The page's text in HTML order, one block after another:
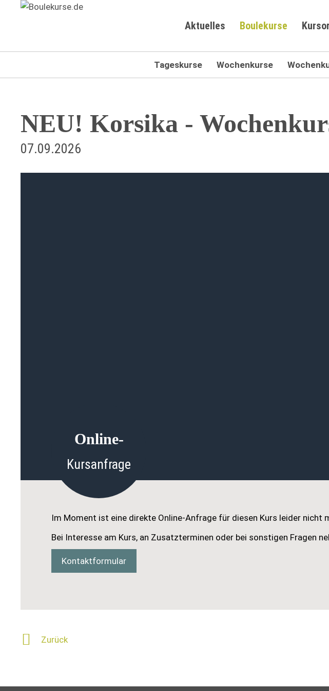
Navigation
Aktuelles Boulekurse
Tageskurse Wochenkurse
NEU! Korsika -
07.09.2026
Online-
Kursanfrage
Im Moment ist eine direkte Online-Anfrage für diesen Kurs leider nicht
Bei Interesse am Kurs, an Zusatzterminen oder bei sonstigen Fragen
Kontaktformular
Zurück